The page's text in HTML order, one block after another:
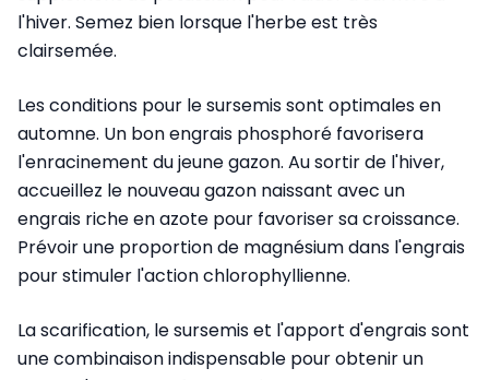
l'hiver. Semez bien lorsque l'herbe est très
clairsemée.
Les conditions pour le sursemis sont optimales en
automne. Un bon engrais phosphoré favorisera
l'enracinement du jeune gazon. Au sortir de l'hiver,
accueillez le nouveau gazon naissant avec un
engrais riche en azote pour favoriser sa croissance.
Prévoir une proportion de magnésium dans l'engrais
pour stimuler l'action chlorophyllienne.
La scarification, le sursemis et l'apport d'engrais sont
une combinaison indispensable pour obtenir un